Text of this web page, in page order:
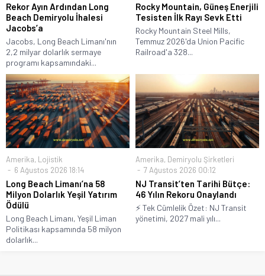
Rekor Ayın Ardından Long
Beach Demiryolu İhalesi
Jacobs’a
Jacobs, Long Beach Limanı'nın
2,2 milyar dolarlık sermaye
programı kapsamındaki...
Rocky Mountain, Güneş Enerjili
Tesisten İlk Rayı Sevk Etti
Rocky Mountain Steel Mills,
Temmuz 2026'da Union Pacific
Railroad'a 328...
Amerika, Lojistik
6 Ağustos 2026 18:14
Long Beach Limanı’na 58
Milyon Dolarlık Yeşil Yatırım
Ödülü
Long Beach Limanı, Yeşil Liman
Politikası kapsamında 58 milyon
dolarlık...
Amerika, Demiryolu Şirketleri
7 Ağustos 2026 00:12
NJ Transit’ten Tarihi Bütçe:
46 Yılın Rekoru Onaylandı
⚡ Tek Cümlelik Özet: NJ Transit
yönetimi, 2027 mali yılı...